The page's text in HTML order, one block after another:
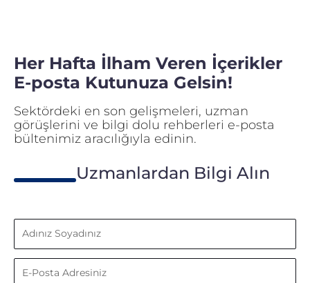
Her Hafta İlham Veren İçerikler
E-posta Kutunuza Gelsin!
Sektördeki en son gelişmeleri, uzman
görüşlerini ve bilgi dolu rehberleri e-posta
bültenimiz aracılığıyla edinin.
Uzmanlardan Bilgi Alın
Adınız
Soyadınız
E-